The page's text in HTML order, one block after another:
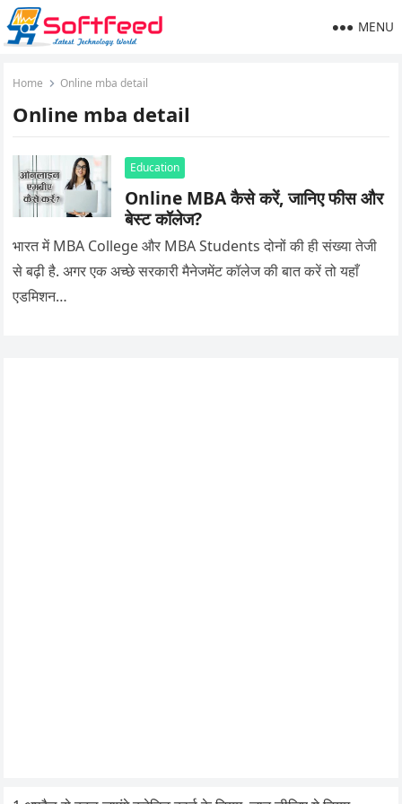
MENU
Home Online mba detail
Online mba detail
Education
Online MBA कैसे करें, जानिए फीस और
बेस्ट कॉलेज?
भारत में MBA College और MBA Students दोनों की ही संख्या तेजी
से बढ़ी है. अगर एक अच्छे सरकारी मैनेजमेंट कॉलेज की बात करें तो यहाँ
एडमिशन…